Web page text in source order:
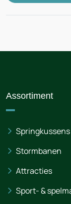
Assortiment
Springkussens
Stormbanen
Attracties
Sport- &